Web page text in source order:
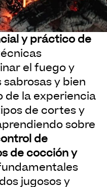
y práctico de
el fuego y
y bien
de la experiencia
de cortes y
sobre
de
de cocción y
jugosos y